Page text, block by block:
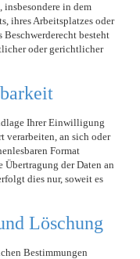
insbesondere in dem
ihres Arbeitsplatzes oder
Beschwerderecht besteht
oder gerichtlicher
Ihrer Einwilligung
verarbeiten, an sich oder
Format
Übertragung der Daten an
dies nur, soweit es
Löschung
Bestimmungen